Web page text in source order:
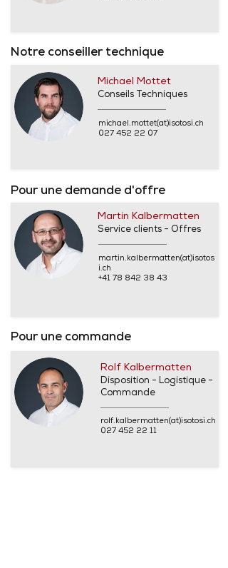
Notre conseiller technique
Michael Mottet
Conseils Techniques
michael.mottet(at)isotosi.ch
027 452 22 07
Pour une demande d'offre
Martin Kalbermatten
Service clients - Offres
martin.kalbermatten(at)isotos
i.ch
+41 78 842 38 43
Pour une commande
Rolf Kalbermatten
Disposition - Logistique -
Commande
rolf.kalbermatten(at)isotosi.ch
027 452 22 11